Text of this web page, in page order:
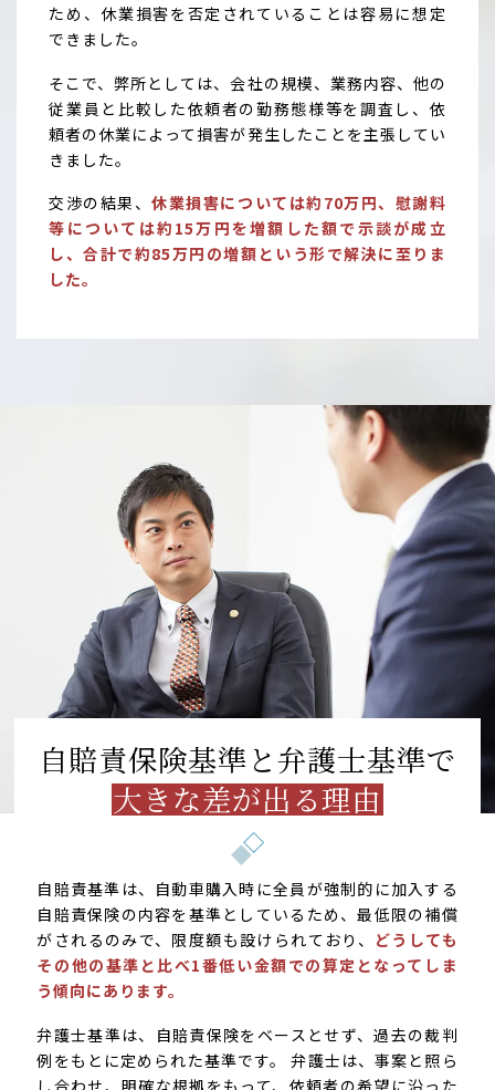
ため、休業損害を否定されていることは容易に想定
できました。
そこで、弊所としては、会社の規模、業務内容、他の
従業員と比較した依頼者の勤務態様等を調査し、依
頼者の休業によって損害が発生したことを主張してい
きました。
交渉の結果、休業損害については約70万円、慰謝料
等については約15万円を増額した額で示談が成立
し、合計で約85万円の増額という形で解決に至りま
した。
自賠責保険基準と弁護士基準で
大きな差が出る理由
自賠責基準は、自動車購入時に全員が強制的に加入する
自賠責保険の内容を基準としているため、最低限の補償
がされるのみで、限度額も設けられており、 どうしても
その他の基準と比べ1番低い金額での算定となってしま
う傾向にあります。
弁護士基準は、自賠責保険をベースとせず、過去の裁判
例をもとに定められた基準です。 弁護士は、事案と照ら
し合わせ、明確な根拠をもって、依頼者の希望に沿った